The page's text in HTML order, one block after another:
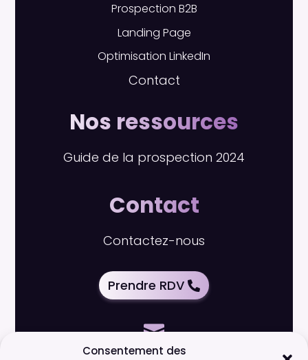
Consentement des
Prospection B2B
Landing Page
Optimisation LinkedIn
Contact
Nos ressources
Guide de la prospection 2024
Contact
Contactez-nous
Prendre RDV
